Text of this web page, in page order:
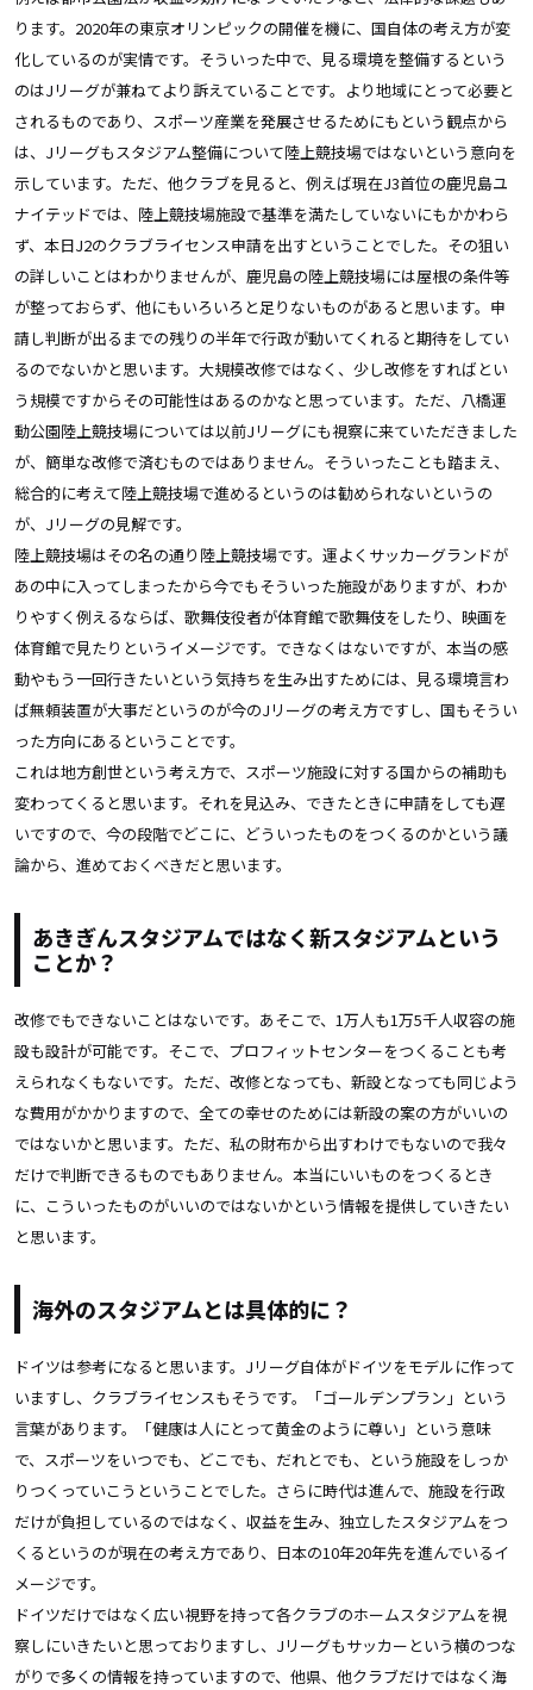
ります。2020年の東京オリンピックの開催を機に、国自体の考え方が変
化しているのが実情です。そういった中で、見る環境を整備するという
のはJリーグが兼ねてより訴えていることです。より地域にとって必要と
されるものであり、スポーツ産業を発展させるためにもという観点から
は、Jリーグもスタジアム整備について陸上競技場ではないという意向を
示しています。ただ、他クラブを見ると、例えば現在J3首位の鹿児島ユ
ナイテッドでは、陸上競技場施設で基準を満たしていないにもかかわら
ず、本日J2のクラブライセンス申請を出すということでした。その狙い
の詳しいことはわかりませんが、鹿児島の陸上競技場には屋根の条件等
が整っておらず、他にもいろいろと足りないものがあると思います。申
請し判断が出るまでの残りの半年で行政が動いてくれると期待をしてい
るのでないかと思います。大規模改修ではなく、少し改修をすればとい
う規模ですからその可能性はあるのかなと思っています。ただ、八橋運
動公園陸上競技場については以前Jリーグにも視察に来ていただきました
が、簡単な改修で済むものではありません。そういったことも踏まえ、
総合的に考えて陸上競技場で進めるというのは勧められないというの
が、Jリーグの見解です。
陸上競技場はその名の通り陸上競技場です。運よくサッカーグランドが
あの中に入ってしまったから今でもそういった施設がありますが、わか
りやすく例えるならば、歌舞伎役者が体育館で歌舞伎をしたり、映画を
体育館で見たりというイメージです。できなくはないですが、本当の感
動やもう一回行きたいという気持ちを生み出すためには、見る環境言わ
ば無頼装置が大事だというのが今のJリーグの考え方ですし、国もそうい
った方向にあるということです。
これは地方創世という考え方で、スポーツ施設に対する国からの補助も
変わってくると思います。それを見込み、できたときに申請をしても遅
いですので、今の段階でどこに、どういったものをつくるのかという議
論から、進めておくべきだと思います。
あきぎんスタジアムではなく新スタジアムという
ことか？
改修でもできないことはないです。あそこで、1万人も1万5千人収容の施
設も設計が可能です。そこで、プロフィットセンターをつくることも考
えられなくもないです。ただ、改修となっても、新設となっても同じよう
な費用がかかりますので、全ての幸せのためには新設の案の方がいいの
ではないかと思います。ただ、私の財布から出すわけでもないので我々
だけで判断できるものでもありません。本当にいいものをつくるとき
に、こういったものがいいのではないかという情報を提供していきたい
と思います。
海外のスタジアムとは具体的に？
ドイツは参考になると思います。Jリーグ自体がドイツをモデルに作って
いますし、クラブライセンスもそうです。「ゴールデンプラン」という
言葉があります。「健康は人にとって黄金のように尊い」という意味
で、スポーツをいつでも、どこでも、だれとでも、という施設をしっか
りつくっていこうということでした。さらに時代は進んで、施設を行政
だけが負担しているのではなく、収益を生み、独立したスタジアムをつ
くるというのが現在の考え方であり、日本の10年20年先を進んでいるイ
メージです。
ドイツだけではなく広い視野を持って各クラブのホームスタジアムを視
察しにいきたいと思っておりますし、Jリーグもサッカーという横のつな
がりで多くの情報を持っていますので、他県、他クラブだけではなく海